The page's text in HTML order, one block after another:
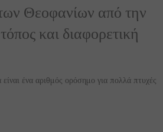
Θεοφανίων από την
και διαφορετική
ένα αριθμός ορόσημο για πολλά πτυχές